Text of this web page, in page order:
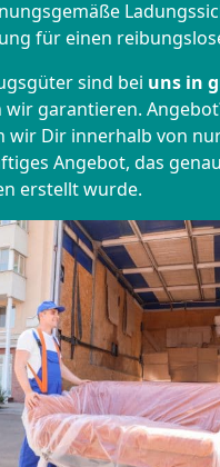
für einen
sind bei uns in
wir garantieren.
wir Dir innerhalb von
Angebot, das
erstellt wurde.